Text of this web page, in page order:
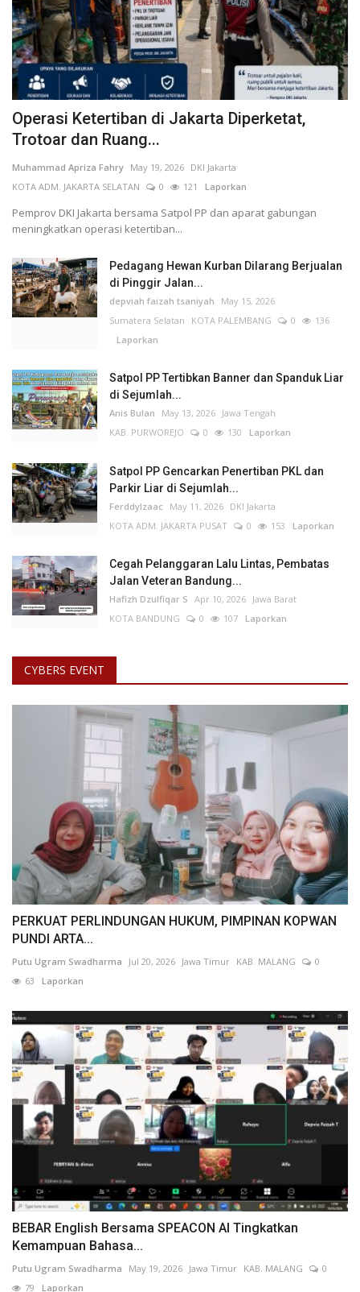
Operasi Ketertiban di Jakarta Diperketat,
Trotoar dan Ruang...
Muhammad Apriza Fahry May 19, 2026 DKI Jakarta
KOTA ADM. JAKARTA SELATAN
0 121 Laporkan
Pemprov DKI Jakarta bersama Satpol PP dan aparat gabungan
meningkatkan operasi ketertiban...
Pedagang Hewan Kurban Dilarang Berjualan
di Pinggir Jalan...
depviah faizah tsaniyah
May 15, 2026
Sumatera Selatan
KOTA PALEMBANG 0
136
Laporkan
Satpol PP Tertibkan Banner dan Spanduk Liar
di Sejumlah...
Anis Bulan May 13, 2026 Jawa Tengah
KAB. PURWOREJO
0 130 Laporkan
Satpol PP Gencarkan Penertiban PKL dan
Parkir Liar di Sejumlah...
FerddyIzaac May 11, 2026 DKI Jakarta
KOTA ADM. JAKARTA PUSAT
0 153 Laporkan
Cegah Pelanggaran Lalu Lintas, Pembatas
Jalan Veteran Bandung...
Hafizh Dzulfiqar S Apr 10, 2026 Jawa Barat
KOTA BANDUNG
0 107 Laporkan
CYBERS EVENT
PERKUAT PERLINDUNGAN HUKUM, PIMPINAN KOPWAN
PUNDI ARTA...
Putu Ugram Swadharma Jul 20, 2026 Jawa Timur KAB. MALANG
0
63 Laporkan
BEBAR English Bersama SPEACON AI Tingkatkan
Kemampuan Bahasa...
Putu Ugram Swadharma May 19, 2026 Jawa Timur KAB. MALANG
0
79 Laporkan